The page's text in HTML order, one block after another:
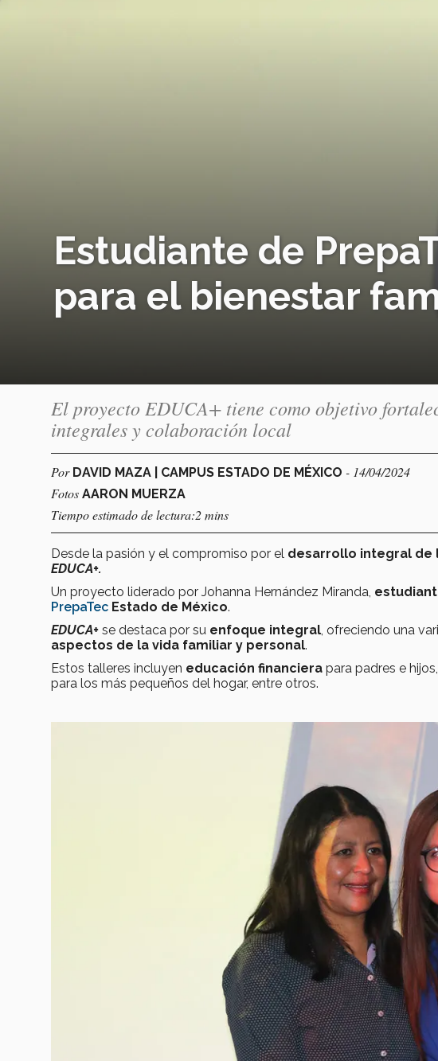
Estudiante de
para el bienestar
El proyecto EDUCA+ tiene como objetivo
integrales y colaboración local
Por DAVID MAZA | CAMPUS ESTADO DE MÉXICO - 14/04/2024
Fotos AARON MUERZA
Tiempo estimado de lectura:2 mins
Desde la pasión y el compromiso por el desarrollo integral de
EDUCA+.
Un proyecto liderado por Johanna Hernández Miranda,
PrepaTec Estado de México.
EDUCA+ se destaca por su enfoque integral , ofreciendo una
aspectos de la vida familiar y personal.
Estos talleres incluyen educación financiera para padres e hijos,
para los más pequeños del hogar, entre otros.